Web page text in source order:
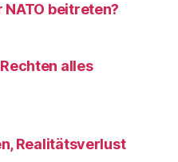
beitreten?
alles
Realitätsverlust